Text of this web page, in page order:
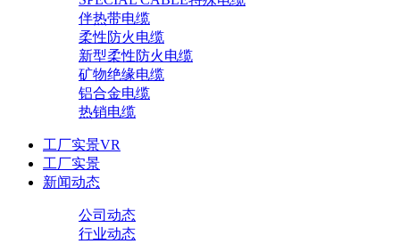
伴热带电缆
柔性防火电缆
新型柔性防火电缆
矿物绝缘电缆
铝合金电缆
热销电缆
工厂实景VR
工厂实景
新闻动态
公司动态
行业动态